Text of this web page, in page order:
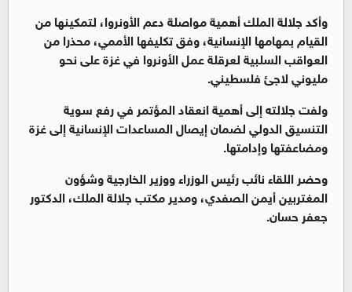
وأكد جلالة الملك أهمية مواصلة دعم الأونروا، لتمكينها من
القيام بمهامها الإنسانية، وفق تكليفها الأممي، محذرا من
العواقب السلبية لعرقلة عمل الأونروا في غزة على نحو
مليوني لاجئ فلسطيني.
ولفت جلالته إلى أهمية انعقاد المؤتمر في رفع سوية
التنسيق الدولي لضمان إيصال المساعدات الإنسانية إلى غزة
ومضاعفتها وإدامتها.
وحضر اللقاء نائب رئيس الوزراء ووزير الخارجية وشؤون
المغتربين أيمن الصفدي، ومدير مكتب جلالة الملك، الدكتور
جعفر حسان.